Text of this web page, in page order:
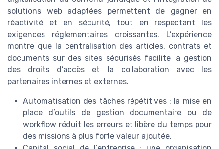
solutions web adaptées permettent de gagner en
réactivité et en sécurité, tout en respectant les
exigences réglementaires croissantes. L’expérience
montre que la centralisation des articles, contrats et
documents sur des sites sécurisés facilite la gestion
des droits d’accès et la collaboration avec les
partenaires internes et externes.
Automatisation des tâches répétitives : la mise en
place d’outils de gestion documentaire ou de
workflow réduit les erreurs et libère du temps pour
des missions à plus forte valeur ajoutée.